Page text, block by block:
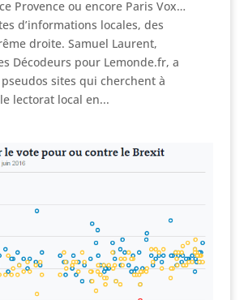
Provence ou encore Paris Vox…
d’informations locales, des
droite. Samuel Laurent,
Décodeurs pour Lemonde.fr, a
sites qui cherchent à
lectorat local en...